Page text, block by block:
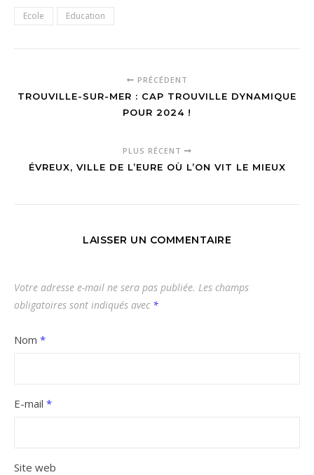
Ecole Education
PRÉCÉDENT
TROUVILLE-SUR-MER : CAP TROUVILLE DYNAMIQUE
POUR 2024 !
PLUS RÉCENT
ÉVREUX, VILLE DE L’EURE OÙ L’ON VIT LE MIEUX
LAISSER UN COMMENTAIRE
Votre adresse e-mail ne sera pas publiée. Les champs
obligatoires sont indiqués avec *
Nom *
E-mail *
Site web